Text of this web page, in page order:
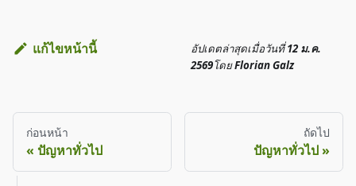
แก้ไขหน้านี้ อัปเดตล่าสุดเมื่อวันที่12 ม.ค.
2569โดยFlorian Galz
ก่อนหน้า
ปัญหาทั่วไป
ถัดไป
ปัญหาทั่วไป